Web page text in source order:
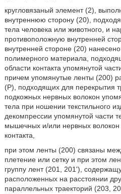
кругловязаный элемент (2),
внутреннюю сторону (20),
тела человека или животного, и
противоположную внутренней
внутренней стороне (20)
полимерного материала,
области контакта упомянутой
причем упомянутые ленты (200)
(P), подходящих для перекрытия
подкожных нервных волокон
тела при ношении текстильного
декомпрессии упомянутой части
мышечных и/или нервных волокон
контакта,
при этом ленты (200) связаны
плетение или сетку и при этом
группу лент (201, 201'),
расположенных на расстоянии
параллельных траекторий (203,